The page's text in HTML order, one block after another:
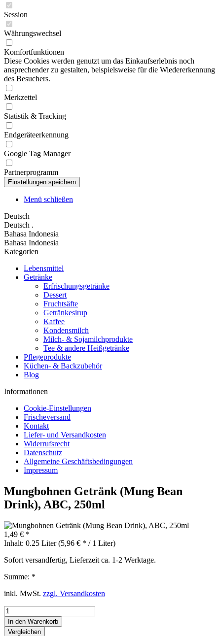
Session
Währungswechsel
Komfortfunktionen
Diese Cookies werden genutzt um das Einkaufserlebnis noch
ansprechender zu gestalten, beispielsweise für die Wiedererkennung
des Besuchers.
Merkzettel
Statistik & Tracking
Endgeräteerkennung
Google Tag Manager
Partnerprogramm
Menü schließen
Deutsch
Deutsch .
Bahasa Indonesia
Bahasa Indonesia
Kategorien
Lebensmittel
Getränke
Erfrischungsgetränke
Dessert
Fruchtsäfte
Getränkesirup
Kaffee
Kondensmilch
Milch- & Sojamilchprodukte
Tee & andere Heißgetränke
Pflegeprodukte
Küchen- & Backzubehör
Blog
Informationen
Cookie-Einstellungen
Frischeversand
Kontakt
Liefer- und Versandkosten
Widerrufsrecht
Datenschutz
Allgemeine Geschäftsbedingungen
Impressum
Mungbohnen Getränk (Mung Bean
Drink), ABC, 250ml
1,49 € *
Inhalt: 0.25 Liter (5,96 € * / 1 Liter)
Sofort versandfertig, Lieferzeit ca. 1-2 Werktage.
Summe: *
inkl. MwSt. zzgl. Versandkosten
In den Warenkorb
Vergleichen